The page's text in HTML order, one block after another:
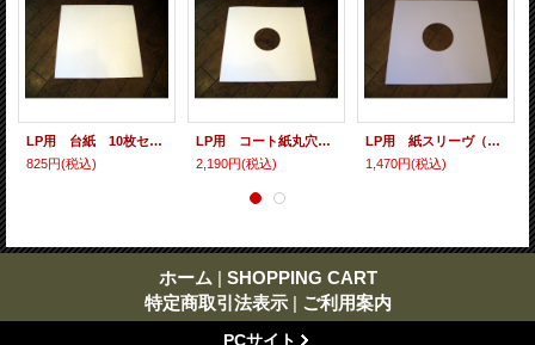
LP用 台紙 10枚セット
825円(税込)
LP用 コート紙丸穴ジャケ 10枚セット
2,190円(税込)
LP用 紙スリーヴ（レギュラー 四角の角） 10枚セット
1,470円(税込)
ホーム | SHOPPING CART
特定商取引法表示 | ご利用案内
PCサイト